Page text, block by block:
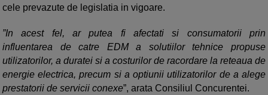
cele prevazute de legislatia in vigoare.
”In acest fel, ar putea fi afectati si consumatorii prin
influentarea de catre EDM a solutiilor tehnice propuse
utilizatorilor, a duratei si a costurilor de racordare la reteaua de
energie electrica, precum si a optiunii utilizatorilor de a alege
prestatorii de servicii conexe”, arata Consiliul Concurentei.